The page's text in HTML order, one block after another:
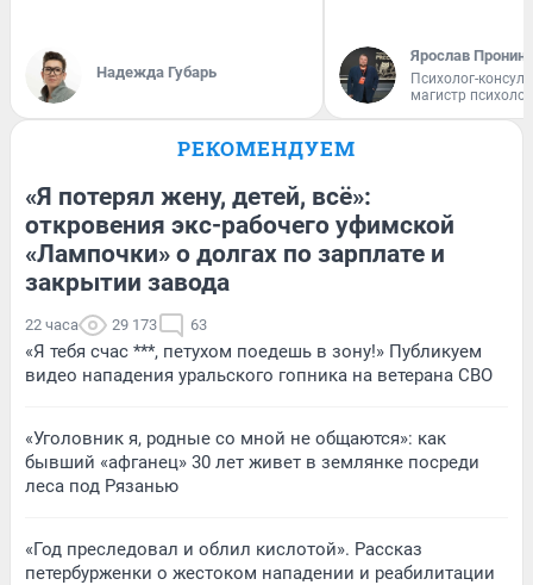
Надежда Губарь
Ярослав Пронин
Психолог-
магистр
РЕКОМЕНДУЕМ
«Я потерял жену, детей, всё»:
откровения экс-рабочего уфимской
«Лампочки» о долгах по зарплате и
закрытии завода
22 часа 29 173 63
«Я тебя счас ***, петухом поедешь в зону!» Публикуем
видео нападения уральского гопника на ветерана СВО
«Уголовник я, родные со мной не общаются»: как
бывший «афганец» 30 лет живет в землянке посреди
леса под Рязанью
«Год преследовал и облил кислотой». Рассказ
петербурженки о жестоком нападении и реабилитации